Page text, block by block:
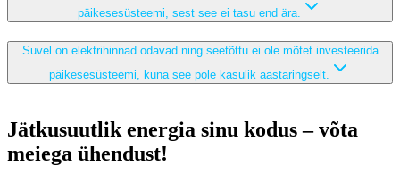
päikesesüsteemi, sest see ei tasu end ära.
Suvel on elektrihinnad odavad ning seetõttu ei ole mõtet investeerida
päikesesüsteemi, kuna see pole kasulik aastaringselt.
Jätkusuutlik energia sinu kodus – võta
meiega ühendust!